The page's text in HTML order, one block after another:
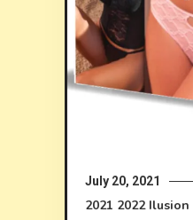
July 20, 2021
2021 2022 Ilusion